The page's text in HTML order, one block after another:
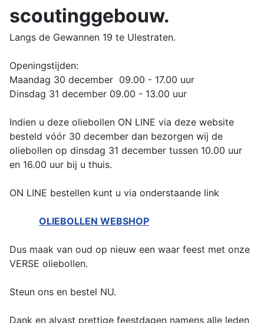
scoutinggebouw.
Langs de Gewannen 19 te Ulestraten.
Openingstijden:
Maandag 30 december 09.00 - 17.00 uur
Dinsdag 31 december 09.00 - 13.00 uur
Indien u deze oliebollen ON LINE via deze website
besteld vóór 30 december dan bezorgen wij de
oliebollen op dinsdag 31 december tussen 10.00 uur
en 16.00 uur bij u thuis.
ON LINE bestellen kunt u via onderstaande link
OLIEBOLLEN WEBSHOP
Dus maak van oud op nieuw een waar feest met onze
VERSE oliebollen.
Steun ons en bestel NU.
Dank en alvast prettige feestdagen namens alle leden